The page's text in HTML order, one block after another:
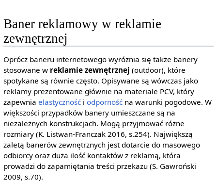
Baner reklamowy w reklamie
zewnętrznej
Oprócz baneru internetowego wyróżnia się także banery
stosowane w reklamie zewnętrznej (outdoor), które
spotykane są równie często. Opisywane są wówczas jako
reklamy prezentowane głównie na materiale PCV, który
zapewnia elastycznośći odpornośćna warunki pogodowe. W
większości przypadków banery umieszczane są na
niezależnych konstrukcjach. Mogą przyjmować różne
rozmiary (K. Listwan-Franczak 2016, s.254). Największą
zaletą banerów zewnętrznych jest dotarcie do masowego
odbiorcy oraz duża ilość kontaktów z reklamą, która
prowadzi do zapamiętania treści przekazu (S. Gawroński
2009, s.70).